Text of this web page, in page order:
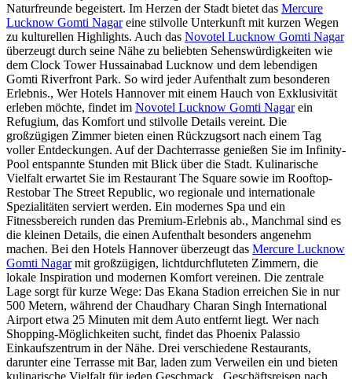
Naturfreunde begeistert. Im Herzen der Stadt bietet das Mercure
Lucknow Gomti Nagareine stilvolle Unterkunft mit kurzen Wegen
zu kulturellen Highlights. Auch das Novotel Lucknow Gomti Nagar
überzeugt durch seine Nähe zu beliebten Sehenswürdigkeiten wie
dem Clock Tower Hussainabad Lucknow und dem lebendigen
Gomti Riverfront Park. So wird jeder Aufenthalt zum besonderen
Erlebnis., Wer Hotels Hannover mit einem Hauch von Exklusivität
erleben möchte, findet im Novotel Lucknow Gomti Nagarein
Refugium, das Komfort und stilvolle Details vereint. Die
großzügigen Zimmer bieten einen Rückzugsort nach einem Tag
voller Entdeckungen. Auf der Dachterrasse genießen Sie im Infinity-
Pool entspannte Stunden mit Blick über die Stadt. Kulinarische
Vielfalt erwartet Sie im Restaurant The Square sowie im Rooftop-
Restobar The Street Republic, wo regionale und internationale
Spezialitäten serviert werden. Ein modernes Spa und ein
Fitnessbereich runden das Premium-Erlebnis ab., Manchmal sind es
die kleinen Details, die einen Aufenthalt besonders angenehm
machen. Bei den Hotels Hannover überzeugt das Mercure Lucknow
Gomti Nagarmit großzügigen, lichtdurchfluteten Zimmern, die
lokale Inspiration und modernen Komfort vereinen. Die zentrale
Lage sorgt für kurze Wege: Das Ekana Stadion erreichen Sie in nur
500 Metern, während der Chaudhary Charan Singh International
Airport etwa 25 Minuten mit dem Auto entfernt liegt. Wer nach
Shopping-Möglichkeiten sucht, findet das Phoenix Palassio
Einkaufszentrum in der Nähe. Drei verschiedene Restaurants,
darunter eine Terrasse mit Bar, laden zum Verweilen ein und bieten